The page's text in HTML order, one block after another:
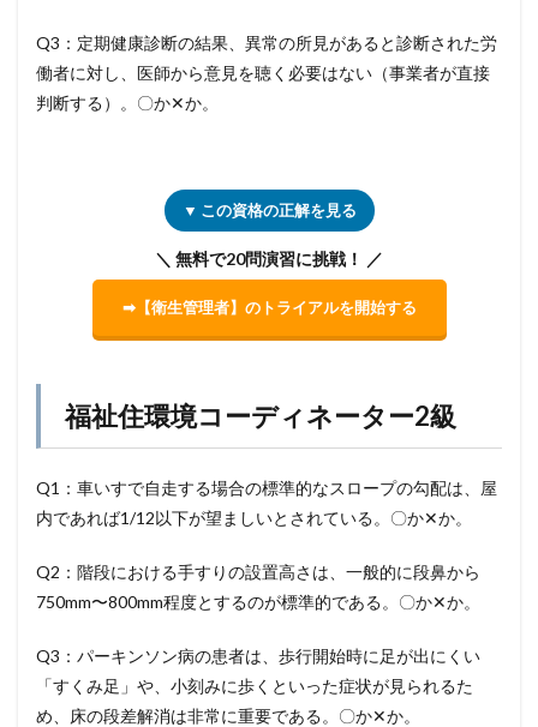
Q3：定期健康診断の結果、異常の所見があると診断された労
働者に対し、医師から意見を聴く必要はない（事業者が直接
判断する）。〇か✕か。
▼ この資格の正解を見る
＼ 無料で20問演習に挑戦！ ／
➡【衛生管理者】のトライアルを開始する
福祉住環境コーディネーター2級
Q1：車いすで自走する場合の標準的なスロープの勾配は、屋
内であれば1/12以下が望ましいとされている。〇か✕か。
Q2：階段における手すりの設置高さは、一般的に段鼻から
750mm〜800mm程度とするのが標準的である。〇か✕か。
Q3：パーキンソン病の患者は、歩行開始時に足が出にくい
「すくみ足」や、小刻みに歩くといった症状が見られるた
め、床の段差解消は非常に重要である。〇か✕か。